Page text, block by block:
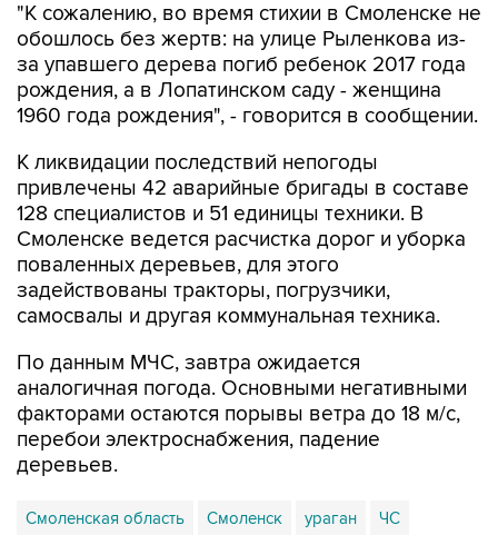
"К сожалению, во время стихии в Смоленске не
обошлось без жертв: на улице Рыленкова из-
за упавшего дерева погиб ребенок 2017 года
рождения, а в Лопатинском саду - женщина
1960 года рождения", - говорится в сообщении.
К ликвидации последствий непогоды
привлечены 42 аварийные бригады в составе
128 специалистов и 51 единицы техники. В
Смоленске ведется расчистка дорог и уборка
поваленных деревьев, для этого
задействованы тракторы, погрузчики,
самосвалы и другая коммунальная техника.
По данным МЧС, завтра ожидается
аналогичная погода. Основными негативными
факторами остаются порывы ветра до 18 м/с,
перебои электроснабжения, падение
деревьев.
Смоленская область Смоленск ураган ЧС